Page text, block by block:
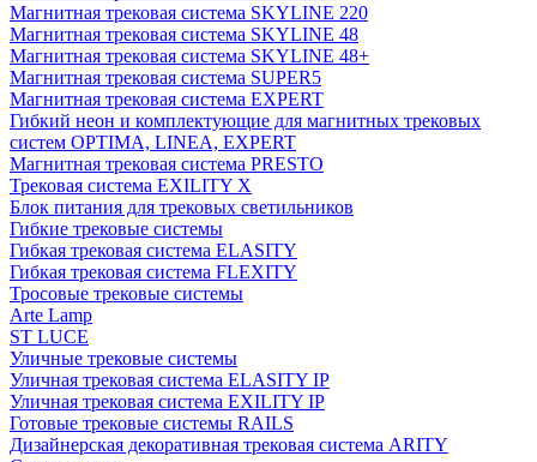
Магнитная трековая система SKYLINE 220
Магнитная трековая система SKYLINE 48
Магнитная трековая система SKYLINE 48+
Магнитная трековая система SUPER5
Магнитная трековая система EXPERT
Гибкий неон и комплектующие для магнитных трековых
систем OPTIMA, LINEA, EXPERT
Магнитная трековая система PRESTO
Трековая система EXILITY X
Блок питания для трековых светильников
Гибкие трековые системы
Гибкая трековая система ELASITY
Гибкая трековая система FLEXITY
Тросовые трековые системы
Arte Lamp
ST LUCE
Уличные трековые системы
Уличная трековая система ELASITY IP
Уличная трековая система EXILITY IP
Готовые трековые системы RAILS
Дизайнерская декоративная трековая система ARITY